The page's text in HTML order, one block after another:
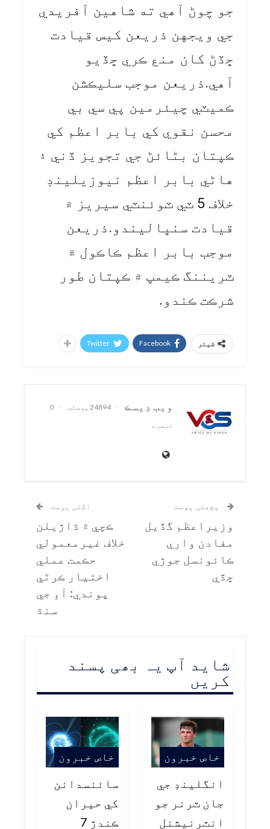
جو چوڻ آهي ته شاهين آفريدي
جي ويجهن ذريعن کيس قيادت
ڇڏڻ کان منع ڪري ڇڏيو
آهي.ذريعن موجب سليڪشن
ڪميٽي چيئرمين پي سي بي
محسن نقوي کي بابر اعظم کي
ڪپتان بڻائڻ جي تجويز ڏني ۽
هاڻي بابر اعظم نيوزيلينڊ
خلاف 5 ٽي ٽوئنٽي سيريز ۾
قيادت سنڀاليندو.ذريعن
موجب بابر اعظم ڪاڪول ۾
ٽريننگ ڪيمپ ۾ ڪپتان طور
شرڪت ڪندو.
شیئر Facebook
Twitter
ويب ڊيسڪ 24894 پوسٹس
0
تبصرے
پچھلی پوسٹ
وزيراعظم گڏيل
مفادن واري
ڪائونسل جوڙي
ڇڏي
اگلی پوسٹ
ڪچي ۾ ڌاڙيلن
خلاف غيرمعمولي
حڪمت عملي
اختيار ڪرڻي
پوندي: آءِ جي
سنڌ
شاید آپ یہ بھی پسند
کریں
خاص خبرون
انگلينڊ جي
جان ٽرنر جو
انٽرنيشنل
خاص خبرون
سائنسدانن
کي حيران
ڪندڙ 7